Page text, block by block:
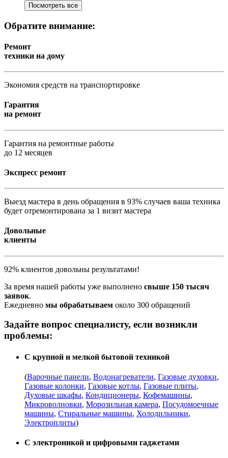
Посмотреть все
Обратите внимание:
Ремонт
техники на дому
Экономия средств на транспортировке
Гарантия
на ремонт
Гарантия на ремонтные работы
до 12 месяцев
Экспресс ремонт
Выезд мастера в день обращения в 93% случаев ваша техника
будет отремонтирована за 1 визит мастера
Довольные
клиенты
92% клиентов довольны результатами!
За время нашей работы уже выполнено свыше 150 тысяч
заявок.
Ежедневно мы обрабатываем около 300 обращений
Задайте вопрос специалисту, если возникли
проблемы:
С крупной и мелкой бытовой техникой
(Варочные панели, Водонагреватели, Газовые духовки,
Газовые колонки, Газовые котлы, Газовые плиты,
Духовые шкафы, Кондиционеры, Кофемашины,
Микроволновки, Морозильная камера, Посудомоечные
машины, Стиральные машины, Холодильники,
Электроплиты)
С электроникой и цифровыми гаджетами